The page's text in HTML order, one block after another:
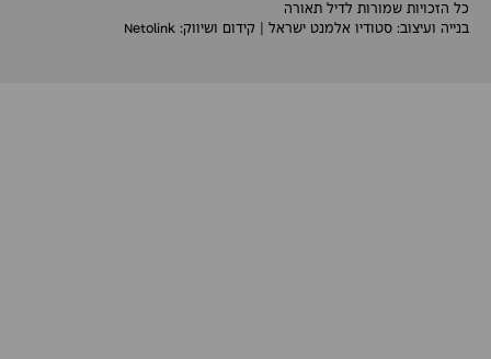
כל הזכויות שמורות לדיל תאורה
בנייה ועיצוב: סטודיו אלמנט ישראל | קידום ושיווק: Netolink